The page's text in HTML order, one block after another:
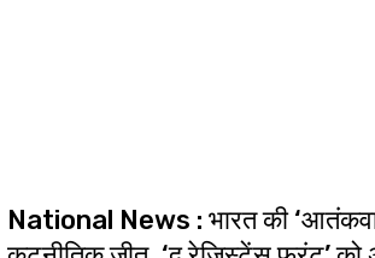
National News : भारत की